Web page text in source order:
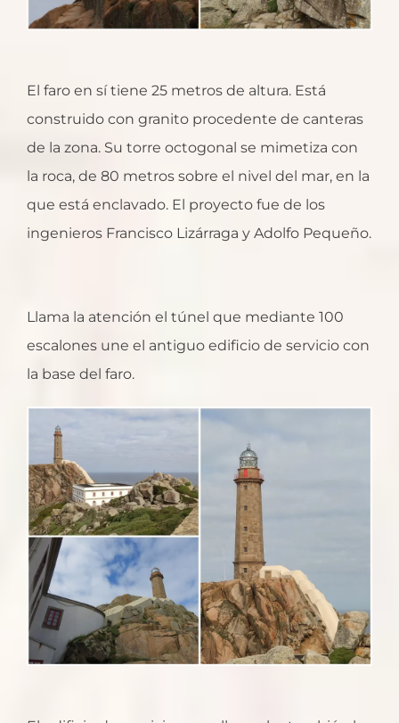
El faro en sí tiene 25 metros de altura. Está
construido con granito procedente de canteras
de la zona. Su torre octogonal se mimetiza con
la roca, de 80 metros sobre el nivel del mar, en la
que está enclavado. El proyecto fue de los
ingenieros Francisco Lizárraga y Adolfo Pequeño.
Llama la atención el túnel que mediante 100
escalones une el antiguo edificio de servicio con
la base del faro.